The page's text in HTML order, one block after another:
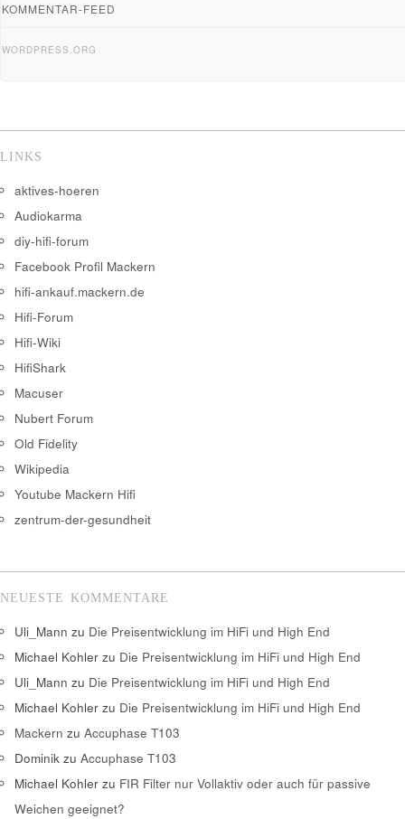
KOMMENTAR-FEED
WORDPRESS.ORG
LINKS
aktives-hoeren
Audiokarma
diy-hifi-forum
Facebook Profil Mackern
hifi-ankauf.mackern.de
Hifi-Forum
Hifi-Wiki
HifiShark
Macuser
Nubert Forum
Old Fidelity
Wikipedia
Youtube Mackern Hifi
zentrum-der-gesundheit
NEUESTE KOMMENTARE
Uli_Mann zu Die Preisentwicklung im HiFi und High End
Michael Kohler zu Die Preisentwicklung im HiFi und High End
Uli_Mann zu Die Preisentwicklung im HiFi und High End
Michael Kohler zu Die Preisentwicklung im HiFi und High End
Mackern zu Accuphase T103
Dominik zu Accuphase T103
Michael Kohler zu FIR Filter nur Vollaktiv oder auch für passive
Weichen geeignet?